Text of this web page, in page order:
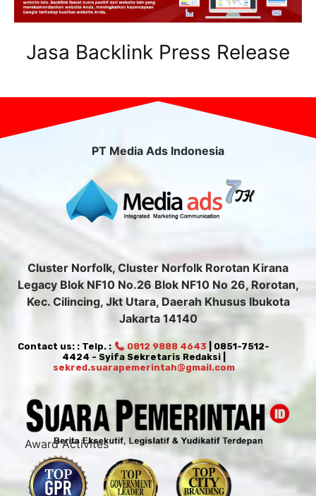
Jasa Backlink Press Release
PT Media Ads Indonesia
Cluster Norfolk, Cluster Norfolk Rorotan Kirana
Legacy Blok NF10 No.26 Blok NF10 No 26, Rorotan,
Kec. Cilincing, Jkt Utara, Daerah Khusus Ibukota
Jakarta 14140
Contact us: : Telp. : 0812 9888 4643 | 0851-7512-
4424 - Syifa Sekretaris Redaksi |
sekred.suarapemerintah@gmail.com
Award Activites